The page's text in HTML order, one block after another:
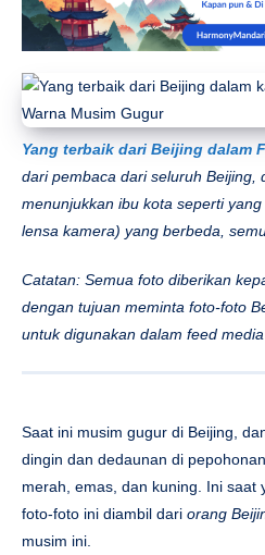
Yang terbaik dari Beijing dalam
dari pembaca dari seluruh Beijing,
menunjukkan ibu kota seperti
lensa kamera) yang berbeda,
Catatan: Semua foto diberikan
dengan tujuan meminta foto-foto
untuk digunakan dalam feed
Saat ini musim gugur di Beijing,
dingin dan dedaunan di
merah, emas, dan kuning. Ini saat
foto-foto ini diambil dari orang
musim ini.